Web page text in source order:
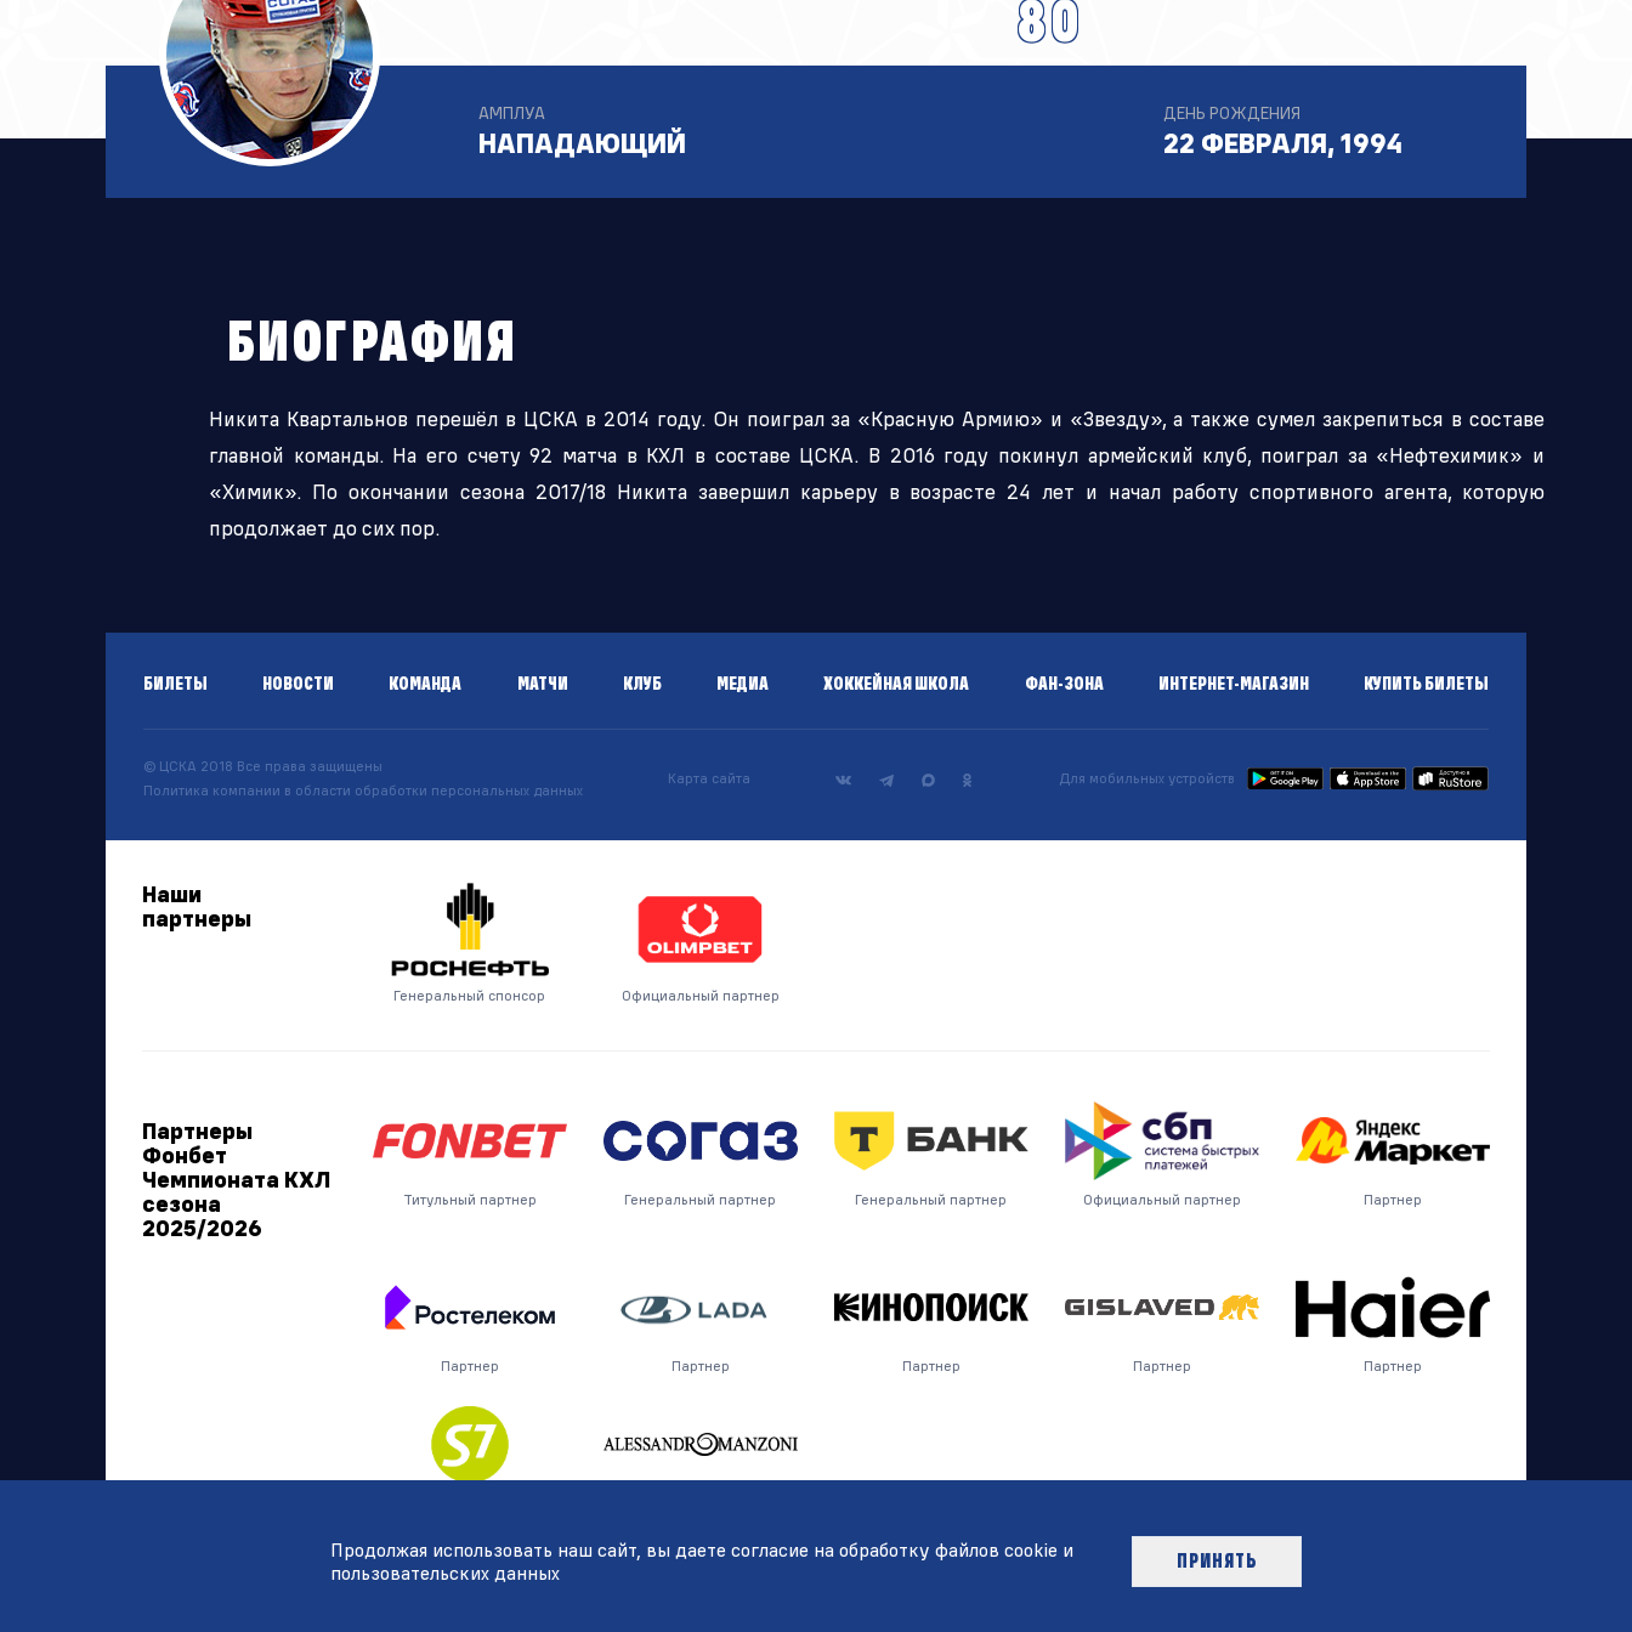
Локомотив
Северсталь
ЦСКА
Шанхайские Драконы Сибирь
ИСТОРИЧЕСКАЯ СПРАВКА80
АМПЛУА
НАПАДАЮЩИЙ
ДЕНЬ РОЖДЕНИЯ
22 ФЕВРАЛЯ, 1994
БИОГРАФИЯ
Никита Квартальнов перешёл в ЦСКА в 2014 году. Он поиграл за «Красную Армию» и «Звезду», а также сумел закрепиться в составе
главной команды. На его счету 92 матча в КХЛ в составе ЦСКА. В 2016 году покинул армейский клуб, поиграл за «Нефтехимик» и
«Химик». По окончании сезона 2017/18 Никита завершил карьеру в возрасте 24 лет и начал работу спортивного агента, которую
продолжает до сих пор.
БИЛЕТЫ НОВОСТИ КОМАНДА МАТЧИ КЛУБ МЕДИА ХОККЕЙНАЯ ШКОЛА ФАН-ЗОНА ИНТЕРНЕТ-МАГАЗИН КУПИТЬ БИЛЕТЫ
© ЦСКА 2018 Все права защищены
Политика компании в области обработки персональных данных
Карта сайта Для мобильных устройств
Наши
партнеры
Генеральный спонсор Официальный партнер
Партнеры
Фонбет
Чемпионата КХЛ
сезона
2025/2026
Титульный партнер Генеральный партнер Генеральный партнер Официальный партнер Партнер
Партнер Партнер Партнер Партнер Партнер
Продолжая использовать наш сайт, вы даете согласие на обработку файлов cookie и
пользовательских данных
ПРИНЯТЬ